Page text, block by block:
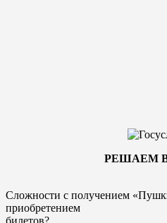
РЕШАЕМ
Сложности с получением
приобретением
билетов?